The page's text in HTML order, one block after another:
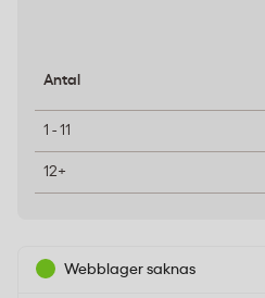
Antal
1 - 11
12+
Webblager saknas